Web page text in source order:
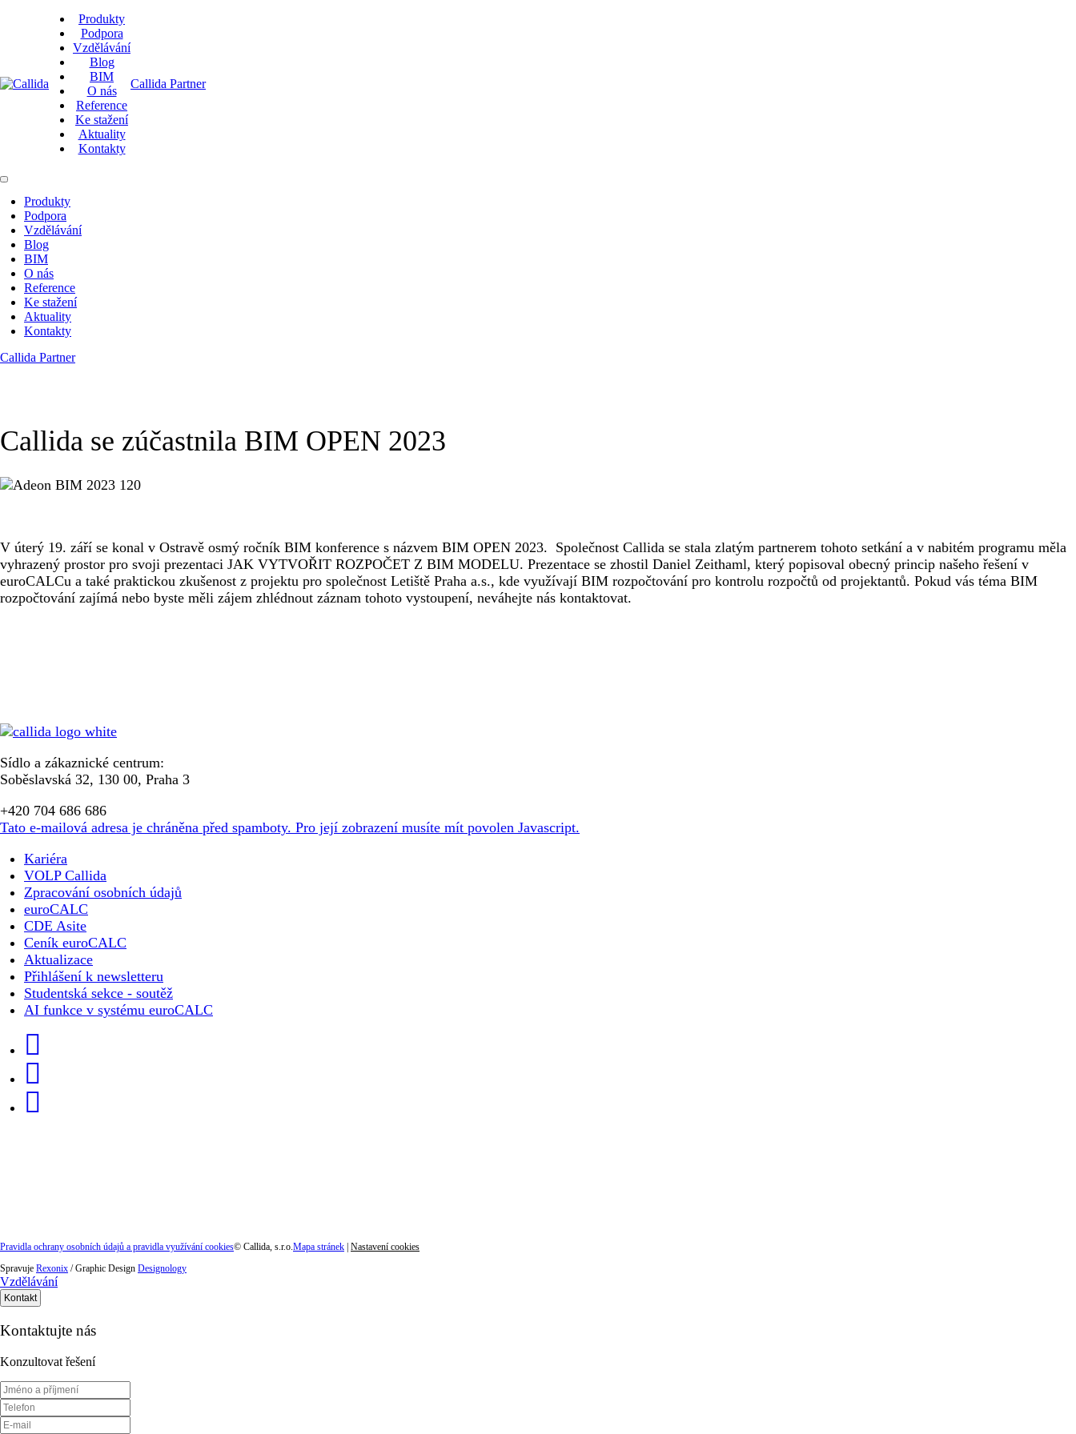
Produkty
Podpora
Vzdělávání
Blog
BIM
O nás
Reference
Ke stažení
Aktuality
Kontakty
Callida Partner
Produkty
Podpora
Vzdělávání
Blog
BIM
O nás
Reference
Ke stažení
Aktuality
Kontakty
Callida Partner
Callida se zúčastnila BIM OPEN 2023
V úterý 19. září se konal v Ostravě osmý ročník BIM konference s názvem BIM OPEN 2023. Společnost Callida se stala zlatým partnerem tohoto setkání a v nabitém programu měla
vyhrazený prostor pro svoji prezentaci JAK VYTVOŘIT ROZPOČET Z BIM MODELU. Prezentace se zhostil Daniel Zeithaml, který popisoval obecný princip našeho řešení v
euroCALCu a také praktickou zkušenost z projektu pro společnost Letiště Praha a.s., kde využívají BIM rozpočtování pro kontrolu rozpočtů od projektantů. Pokud vás téma BIM
rozpočtování zajímá nebo byste měli zájem zhlédnout záznam tohoto vystoupení, neváhejte nás kontaktovat.
Sídlo a zákaznické centrum:
Soběslavská 32, 130 00, Praha 3
+420 704 686 686
Tato e-mailová adresa je chráněna před spamboty. Pro její zobrazení musíte mít povolen Javascript.
Kariéra
VOLP Callida
Zpracování osobních údajů
euroCALC
CDE Asite
Ceník euroCALC
Aktualizace
Přihlášení k newsletteru
Studentská sekce - soutěž
AI funkce v systému euroCALC
Pravidla ochrany osobních údajů a pravidla využívání cookies© Callida, s.r.o.Mapa stránek Nastavení cookies
Spravuje Rexonix / Graphic Design Designology
Vzdělávání
Kontakt
Kontaktujte nás
Konzultovat řešení